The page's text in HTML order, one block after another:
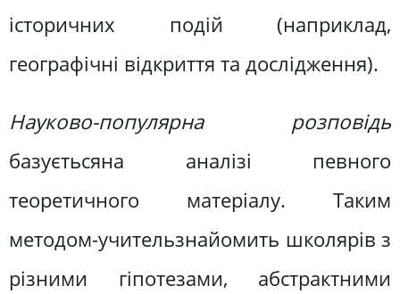
історичних подій (наприклад,
географічні відкриття та дослідження).
Науково-популярна розповідь
базуєтьсяна аналізі певного
теоретичного матеріалу. Таким
методом-учительзнайомить школярів з
різними гіпотезами, абстрактними